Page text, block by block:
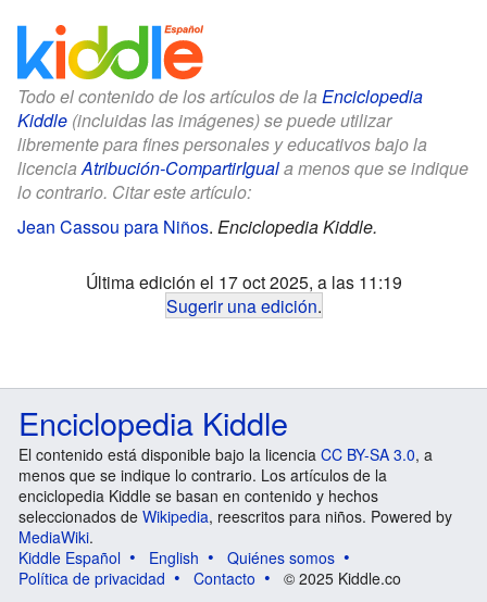
Todo el contenido de los artículos de la Enciclopedia
Kiddle (incluidas las imágenes) se puede utilizar
libremente para fines personales y educativos bajo la
licenciaAtribución-CompartirIguala menos que se indique
lo contrario. Citar este artículo:
Jean Cassou para Niños. Enciclopedia Kiddle.
Última edición el 17 oct 2025, a las 11:19
Sugerir una edición.
Enciclopedia Kiddle
El contenido está disponible bajo la licencia CC BY-SA 3.0, a
menos que se indique lo contrario. Los artículos de la
enciclopedia Kiddle se basan en contenido y hechos
seleccionados de Wikipedia, reescritos para niños. Powered by
MediaWiki.
Kiddle Español
English
Quiénes somos
Política de privacidad
Contacto © 2025 Kiddle.co